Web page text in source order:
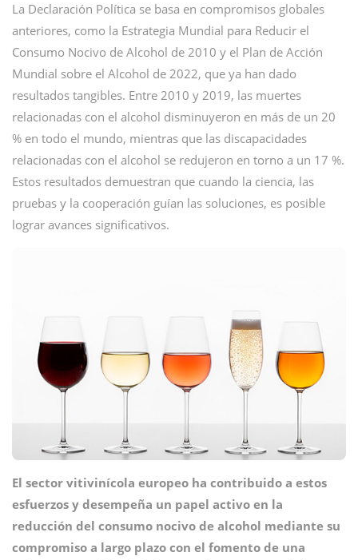
La Declaración Política se basa en compromisos globales
anteriores, como la Estrategia Mundial para Reducir el
Consumo Nocivo de Alcohol de 2010 y el Plan de Acción
Mundial sobre el Alcohol de 2022, que ya han dado
resultados tangibles. Entre 2010 y 2019, las muertes
relacionadas con el alcohol disminuyeron en más de un 20
% en todo el mundo, mientras que las discapacidades
relacionadas con el alcohol se redujeron en torno a un 17 %.
Estos resultados demuestran que cuando la ciencia, las
pruebas y la cooperación guían las soluciones, es posible
lograr avances significativos.
El sector vitivinícola europeo ha contribuido a estos
esfuerzos y desempeña un papel activo en la
reducción del consumo nocivo de alcohol mediante su
compromiso a largo plazo con el fomento de una